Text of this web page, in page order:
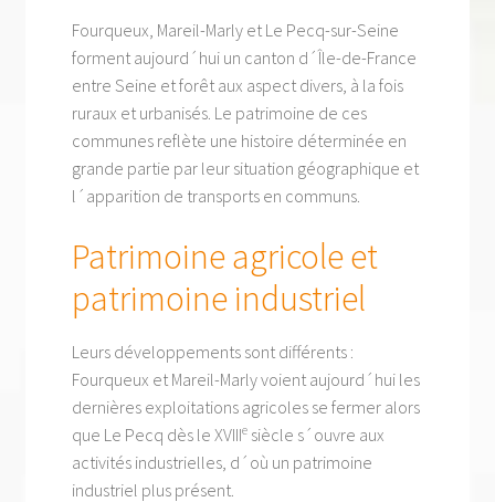
Fourqueux, Mareil-Marly et Le Pecq-sur-Seine
forment aujourd´hui un canton d´Île-de-France
entre Seine et forêt aux aspect divers, à la fois
ruraux et urbanisés. Le patrimoine de ces
communes reflète une histoire déterminée en
grande partie par leur situation géographique et
l´apparition de transports en communs.
Patrimoine agricole et
patrimoine industriel
Leurs développements sont différents :
Fourqueux et Mareil-Marly voient aujourd´hui les
dernières exploitations agricoles se fermer alors
que Le Pecq dès le XVIIIesiècle s´ouvre aux
activités industrielles, d´où un patrimoine
industriel plus présent.